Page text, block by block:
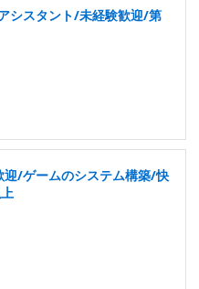
シスタント/未経験歓迎/第
/ゲームのシステム構築/快